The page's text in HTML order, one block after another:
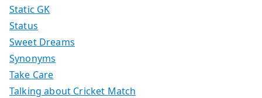
Static GK
Status
Sweet Dreams
Synonyms
Take Care
Talking about Cricket Match